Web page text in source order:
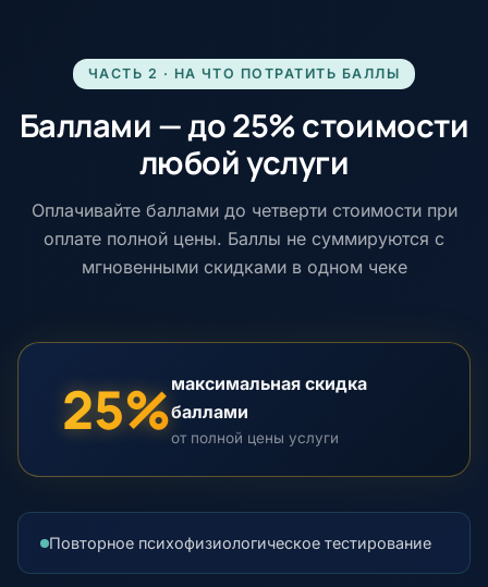
ЧАСТЬ 2 · НА ЧТО ПОТРАТИТЬ БАЛЛЫ
Баллами — до 25% стоимости
любой услуги
Оплачивайте баллами до четверти стоимости при
оплате полной цены. Баллы не суммируются с
мгновенными скидками в одном чеке
25%максимальная скидка
баллами
от полной цены услуги
Повторное психофизиологическое тестирование